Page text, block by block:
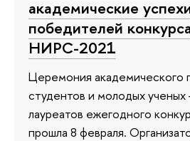
академические
победителей
НИРС-2021
Церемония академического
студентов и молодых
лауреатов ежегодного
прошла 8 февраля.